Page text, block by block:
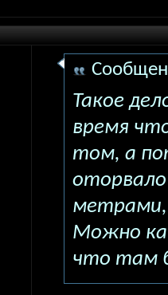
Такое
время
том, а
метрами,
Можно
что там